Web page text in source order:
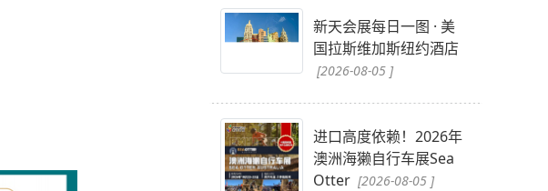
新天会展每日一图 · 美
国拉斯维加斯纽约酒店
[2026-08-05 ]
进口高度依赖！2026年
澳洲海獭自行车展Sea
Otter [2026-08-05 ]